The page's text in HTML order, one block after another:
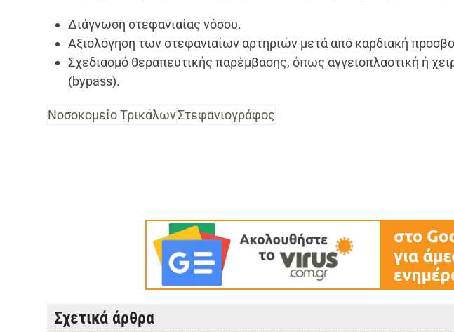
Διάγνωση στεφανιαίας νόσου.
Αξιολόγηση των στεφανιαίων αρτηριών μετά από καρδιακή
Σχεδιασμό θεραπευτικής παρέμβασης, όπως αγγειοπλαστική ή
(bypass).
Νοσοκομείο ΤρικάλωνΣτεφανιογράφος
Σχετικά άρθρα